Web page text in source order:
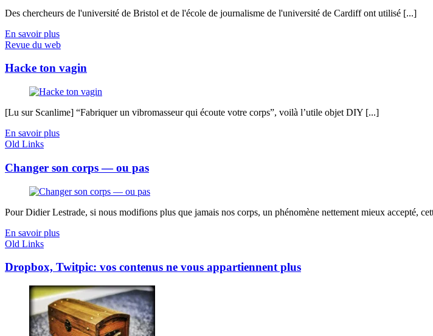
Des chercheurs de l'université de Bristol et de l'école de journalisme de l'université de Cardiff ont utilisé [...]
En savoir plus
Revue du web
Hacke ton vagin
[Lu sur Scanlime] “Fabriquer un vibromasseur qui écoute votre corps”, voilà l’utile objet DIY [...]
En savoir plus
Old Links
Changer son corps — ou pas
Pour Didier Lestrade, si nous modifions plus que jamais nos corps, un phénomène nettement mieux accepté,
En savoir plus
Old Links
Dropbox, Twitpic: vos contenus ne vous appartiennent plus